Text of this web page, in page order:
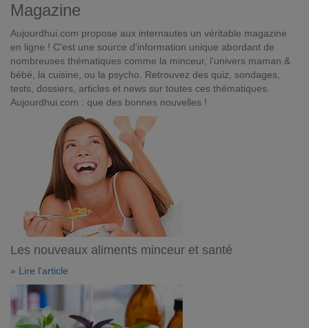
Magazine
Aujourdhui.com propose aux internautes un véritable magazine
en ligne ! C'est une source d'information unique abordant de
nombreuses thématiques comme la minceur, l'univers maman &
bébé, la cuisine, ou la psycho. Retrouvez des quiz, sondages,
tests, dossiers, articles et news sur toutes ces thématiques.
Aujourdhui.com : que des bonnes nouvelles !
Les nouveaux aliments minceur et santé
» Lire l'article